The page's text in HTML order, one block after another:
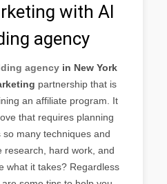
with AI
agency
agencyin New York
partnership that is
an affiliate program. It
that requires planning
many techniques and
research, hard work, and
what it takes? Regardless